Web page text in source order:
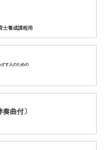
士養成課程用
す人のための
曲付〕